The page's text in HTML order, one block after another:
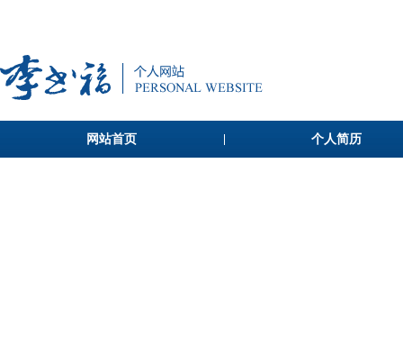
网站首页 个人简历